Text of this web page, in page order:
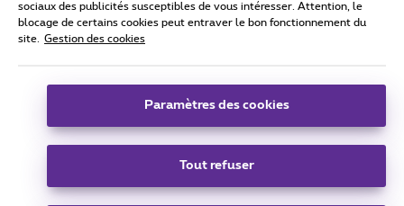
Tous droits réservés. © 2026
Conditions générales, info consommateur
Coordonnées de l’entreprise
Boulevard du Roi Albert II 27 - B-1030 Bruxelles.
sociaux des publicités susceptibles de vous intéresser. Attention, le
blocage de certains cookies peut entraver le bon fonctionnement du
site.
Gestion des cookies
Paramètres des cookies
Tout refuser